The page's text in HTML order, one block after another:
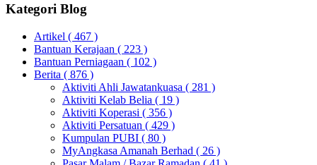
Kategori Blog
Artikel ( 467 )
Bantuan Kerajaan ( 223 )
Bantuan Perniagaan ( 102 )
Berita ( 876 )
Aktiviti Ahli Jawatankuasa ( 281 )
Aktiviti Kelab Belia ( 19 )
Aktiviti Koperasi ( 356 )
Aktiviti Persatuan ( 429 )
Kumpulan PUBI ( 80 )
MyAngkasa Amanah Berhad ( 26 )